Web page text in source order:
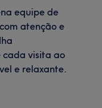
equipe de
atenção e
visita ao
e relaxante.